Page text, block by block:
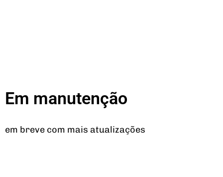
Em manutenção
em breve com mais atualizações